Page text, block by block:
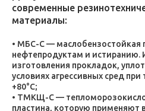
современные
материалы:
МБС-С — маслобензостойкая
нефтепродуктам и истиранию.
изготовления прокладок,
условиях агрессивных сред при
+80°C;
ТМКЩ-С —
пластина, которую применяют